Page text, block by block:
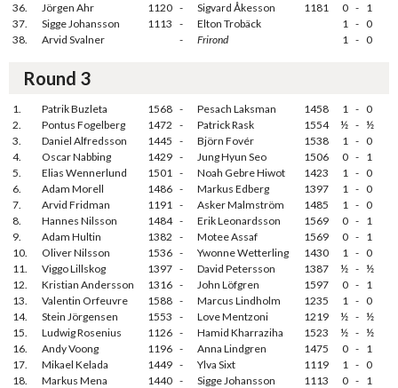
36.
Jörgen Ahr 1120 - Sigvard Åkesson 1181 0 - 1
37.
Sigge Johansson 1113 - Elton Trobäck 1 - 0
38.
Arvid Svalner - Frirond 1 - 0
Round 3
1. Patrik Buzleta 1568 - Pesach Laksman 1458 1 - 0
2.
Pontus Fogelberg 1472 - Patrick Rask 1554 ½ - ½
3.
Daniel Alfredsson 1445 - Björn Fovér 1538 1 - 0
4.
Oscar Nabbing 1429 - Jung Hyun Seo 1506 0 - 1
5.
Elias Wennerlund 1501 - Noah Gebre Hiwot 1423 1 - 0
6.
Adam Morell 1486 - Markus Edberg 1397 1 - 0
7.
Arvid Fridman 1191 - Asker Malmström 1485 1 - 0
8.
Hannes Nilsson 1484 - Erik Leonardsson 1569 0 - 1
9.
Adam Hultin 1382 - Motee Assaf 1569 0 - 1
10.
Oliver Nilsson 1536 - Ywonne Wetterling 1430 1 - 0
11.
Viggo Lillskog 1397 - David Petersson 1387 ½ - ½
12.
Kristian Andersson 1316 - John Löfgren 1597 0 - 1
13.
Valentin Orfeuvre 1588 - Marcus Lindholm 1235 1 - 0
14.
Stein Jörgensen 1553 - Love Mentzoni 1219 ½ - ½
15.
Ludwig Rosenius 1126 - Hamid Kharraziha 1523 ½ - ½
16.
Andy Voong 1196 - Anna Lindgren 1475 0 - 1
17.
Mikael Kelada 1449 - Ylva Sixt 1119 1 - 0
18.
Markus Mena 1440 - Sigge Johansson 1113 0 - 1